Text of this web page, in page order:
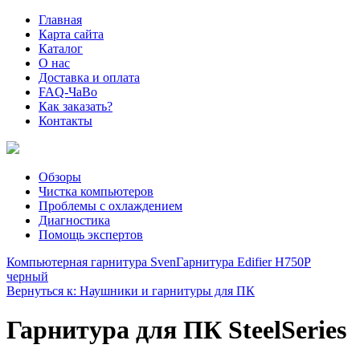
Главная
Карта сайта
Каталог
О нас
Доставка и оплата
FAQ-ЧаВо
Как заказать?
Контакты
Обзоры
Чистка компьютеров
Проблемы с охлаждением
Диагностика
Помощь экспертов
Компьютерная гарнитура SvenГарнитура Edifier H750P
черный
Вернуться к: Наушники и гарнитуры для ПК
Гарнитура для ПК SteelSeries